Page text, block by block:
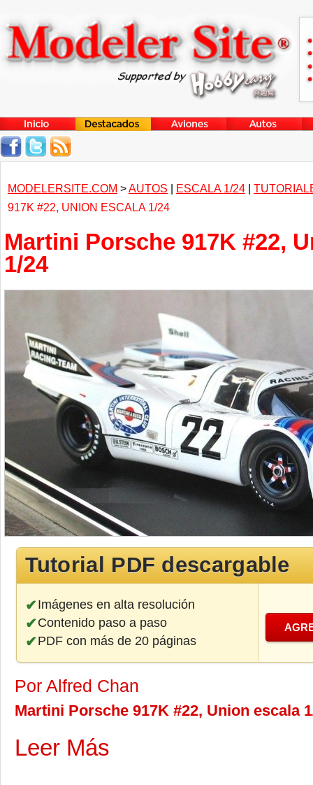
MODELERSITE.COM >AUTOS | ESCALA 1/24 |
917K #22, UNION ESCALA 1/24
Martini Porsche 917K #22,
1/24
Tutorial PDF descargable
Imágenes en alta resolución
Contenido paso a paso
PDF con más de 20 páginas
Por Alfred Chan
Martini Porsche 917K #22, Union escala
Leer Más